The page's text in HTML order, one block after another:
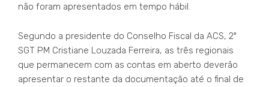
não foram apresentados em tempo hábil.
Segundo a presidente do Conselho Fiscal da ACS, 2º
SGT PM Cristiane Louzada Ferreira, as três regionais
que permanecem com as contas em aberto deverão
apresentar o restante da documentação até o final de